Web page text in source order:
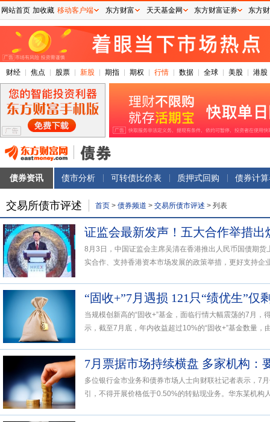
财经 焦点 股票 新股 期指 期权 行情 数据 全球 美股 港股
债券资讯 债市分析 可转债比价表 质押式回购 债券计
交易所债市评述 首页 > 债券频道 > 交易所债市评述 > 列表
证监会最新发声！五大合作举措出
8月3日，中国证监会主席吴清在香港推出人民币国债期
实合作、支持香港资本市场发展的政策举措，更好支持企
“固收+”7月遇损 121只“绩优生”仅
当规模创新高的“固收+”基金，面临行情大幅震荡的7月
示，截至7月底，年内收益超过10%的“固收+”基金数量，
多位银行金市业务和债券市场人士向财联社记者表示，7
引，不得开展价格低于0.50%的转贴现业务。华东某机构
网站首页 加收藏 移动客户端 东方财富 天天基金网 东方财富证券 东方